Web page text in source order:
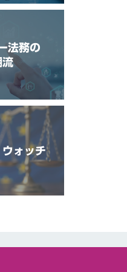
法務の
流
ォッチ